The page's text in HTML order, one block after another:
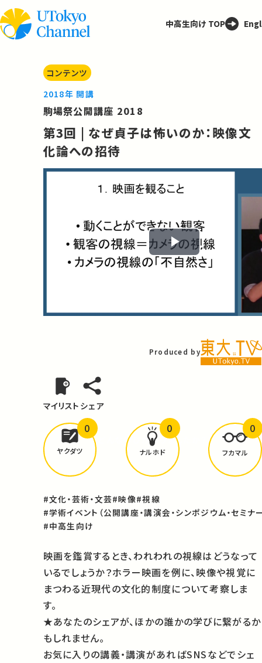
中高生向け TOP
コンテンツ
2018年 開講
駒場祭公開講座 2018
第3回 | なぜ貞子は怖いのか：映像文
化論への招待
Play
Produced by
マイリスト シェア
どんな学びがありましたか？
ヤクダツ
0
ナルホド
0
フカマル
0
#文化・芸術・文芸#映像#視線
#学術イベント（公開講座・講演会・シンポジウム・セミナ
#中高生向け
映画を鑑賞するとき、われわれの視線はどうなって
いるでしょうか？ホラー映画を例に、映像や視覚に
まつわる近現代の文化的制度について考察しま
す。
★あなたのシェアが、ほかの誰かの学びに繋がるか
もしれません。
お気に入りの講義・講演があればSNSなどでシェ